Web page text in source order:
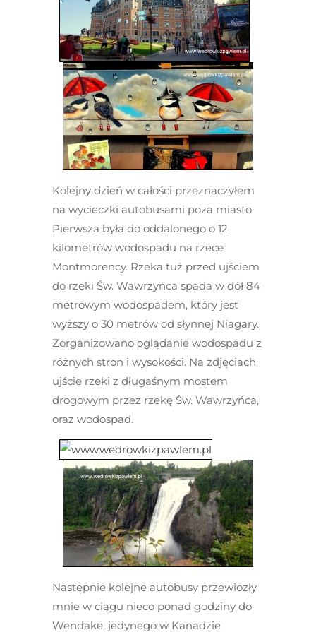
Kolejny dzień w całości przeznaczyłem
na wycieczki autobusami poza miasto.
Pierwsza była do oddalonego o 12
kilometrów wodospadu na rzece
Montmorency. Rzeka tuż przed ujściem
do rzeki Św. Wawrzyńca spada w dół 84
metrowym wodospadem, który jest
wyższy o 30 metrów od słynnej Niagary.
Zorganizowano oglądanie wodospadu z
różnych stron i wysokości. Na zdjęciach
ujście rzeki z długaśnym mostem
drogowym przez rzekę Św. Wawrzyńca,
oraz wodospad.
Następnie kolejne autobusy przewiozły
mnie w ciągu nieco ponad godziny do
Wendake, jedynego w Kanadzie